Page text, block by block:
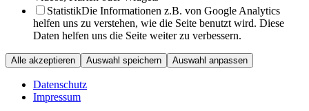
StatistikDie Informationen z.B. von Google Analytics
helfen uns zu verstehen, wie die Seite benutzt wird. Diese
Daten helfen uns die Seite weiter zu verbessern.
Alle akzeptieren Auswahl speichern Auswahl anpassen
Datenschutz
Impressum